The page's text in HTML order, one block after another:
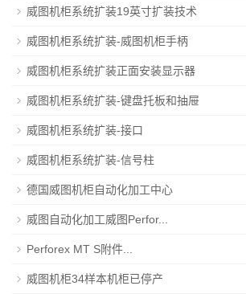
威图机柜系统扩装19英寸扩装技术
威图机柜系统扩装-威图机柜手柄
威图机柜系统扩装正面安装显示器
威图机柜系统扩装-键盘托板和抽屉
威图机柜系统扩装-接口
威图机柜系统扩装-信号柱
德国威图机柜自动化加工中心
威图自动化加工威图Perfor...
Perforex MT S附件...
威图机柜34样本机柜已停产